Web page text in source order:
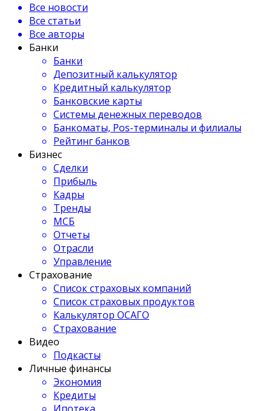
Все новости
Все статьи
Все авторы
Банки
Банки
Депозитный калькулятор
Кредитный калькулятор
Банковские карты
Системы денежных переводов
Банкоматы, Pos-терминалы и филиалы
Рейтинг банков
Бизнес
Сделки
Прибыль
Кадры
Тренды
МСБ
Отчеты
Отрасли
Управление
Страхование
Список страховых компаний
Список страховых продуктов
Калькулятор ОСАГО
Страхование
Видео
Подкасты
Личные финансы
Экономия
Кредиты